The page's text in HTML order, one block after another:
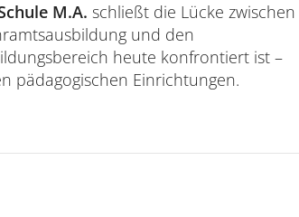
M.A. schließt die Lücke zwischen
und den
heute konfrontiert ist –
pädagogischen Einrichtungen.